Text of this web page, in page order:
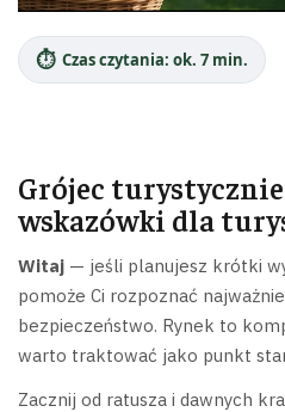
⏱️ Czas czytania: ok. 7 min.
Grójec
wskazówki dla
Witaj — jeśli planujesz krótki
pomoże Ci rozpoznać
bezpieczeństwo. Rynek to
warto traktować jako punkt
Zacznij od ratusza i dawnych